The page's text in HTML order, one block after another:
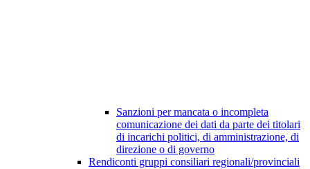
Sanzioni per mancata o incompleta
comunicazione dei dati da parte dei titolari
di incarichi politici, di amministrazione, di
direzione o di governo
Rendiconti gruppi consiliari regionali/provinciali